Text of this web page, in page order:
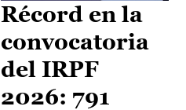
Récord en la
convocatoria
del IRPF
2026: 791